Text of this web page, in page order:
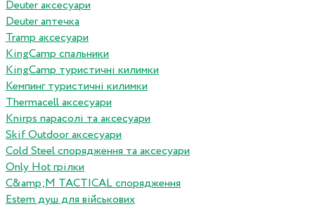
Deuter аксесуари
Deuter аптечка
Tramp аксесуари
KingCamp спальники
KingCamp туристичні килимки
Кемпинг туристичні килимки
Thermacell аксесуари
Knirps парасолі та аксесуари
Skif Outdoor аксесуари
Cold Steel спорядження та аксесуари
Only Hot грілки
C&amp;M TACTICAL спорядження
Estem душ для військових